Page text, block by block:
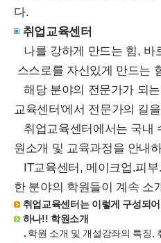
다.
취업교육센터
나를 강하게 만드는 힘, 바
스스로를 자신있게 만드는
해당 분야의 전문가가 되
교육센터'에서 전문가의 길
취업교육센터에서는 국내
원소개 및 교육과정을 안내
IT교육센터, 메이크업.피
한 분야의 학원들이 계속 소
취업교육센터는 이렇게 구성되
하나!! 학원소개
학원 소개 및 개설강좌의 특징,